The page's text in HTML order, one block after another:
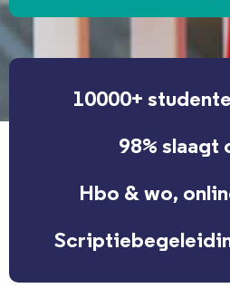
10000+
98% slaagt
Hbo & wo,